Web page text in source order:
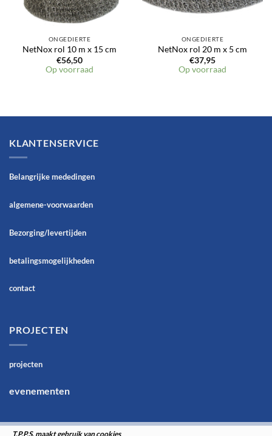
ONGEDIERTE
NetNox rol 10 m x 15 cm
€56,50
Op voorraad
ONGEDIERTE
NetNox rol 20 m x 5 cm
€37,95
Op voorraad
KLANTENSERVICE
Belangrijke mededingen
algemene-voorwaarden
Bezorging/levertijden
betalingsmogelijkheden
contact
PROJECTEN
projecten
evenementen
T.P.P.S. maakt gebruik van cookies